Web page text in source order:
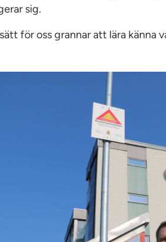
sig.
för oss grannar att lära känna